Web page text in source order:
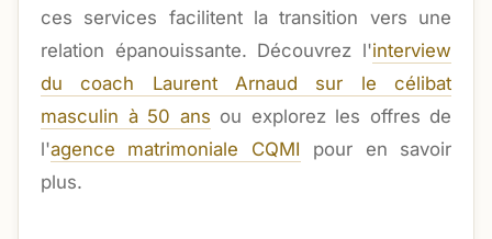
ces services facilitent la transition vers une
relation épanouissante. Découvrez l'interview
du coach Laurent Arnaud sur le célibat
masculin à 50 ans ou explorez les offres de
l'agence matrimoniale CQMI pour en savoir
plus.